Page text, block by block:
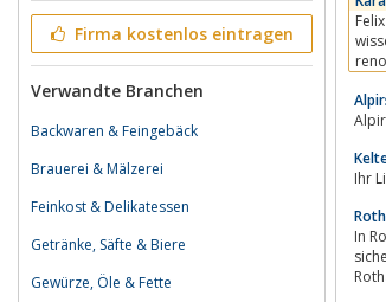
Firma kostenlos eintragen
Verwandte Branchen
Backwaren & Feingebäck
Brauerei & Mälzerei
Feinkost & Delikatessen
Getränke, Säfte & Biere
Gewürze, Öle & Fette
Ihr
In
sichere Arbeitsplätze,